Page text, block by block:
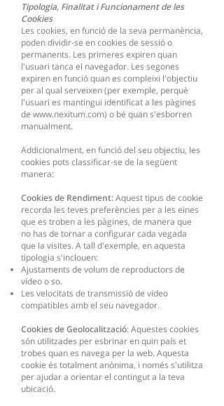
Tipologia, Finalitat i Funcionament de les
Cookies
Les cookies, en funció de la seva permanència,
poden dividir-se en cookies de sessió o
permanents. Les primeres expiren quan
l'usuari tanca el navegador. Les segones
expiren en funció quan es compleixi l'objectiu
per al qual serveixen (per exemple, perquè
l'usuari es mantingui identificat a les pàgines
de www.nexitum.com) o bé quan s'esborren
manualment.
Addicionalment, en funció del seu objectiu, les
cookies pots classificar-se de la següent
manera:
Cookies de Rendiment:Aquest tipus de cookie
recorda les teves preferències per a les eines
que es troben a les pàgines, de manera que
no has de tornar a configurar cada vegada
que la visites. A tall d'exemple, en aquesta
tipologia s'inclouen:
Ajustaments de volum de reproductors de
vídeo o so.
Les velocitats de transmissió de vídeo
compatibles amb el seu navegador.
Cookies de Geolocalització: Aquestes cookies
són utilitzades per esbrinar en quin país et
trobes quan es navega per la web. Aquesta
cookie és totalment anònima, i només s'utilitza
per ajudar a orientar el contingut a la teva
ubicació.